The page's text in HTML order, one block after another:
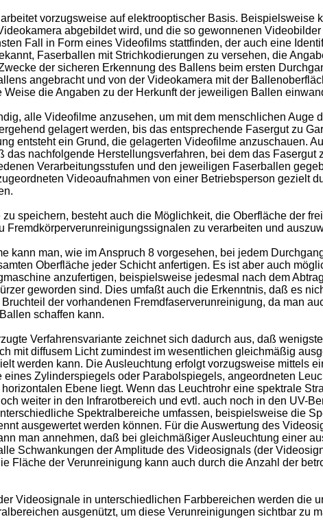
vorzugsweise auf elektroopti­scher Basis.
abgebildet wird, und die so gewonnenen
Fall in Form eines Videofilms stattfinden, der auch eine
Faserballen mit Strichkodierungen zu versehen, die
der sicheren Erkennung des Ballens beim ersten
angebracht und von der Videokamera mit der
Weise die Angaben zu der Herkunft der jeweiligen Ballen
alle Videofilme anzusehen, um mit dem menschlichen
gelagert werden, bis das entspre­chende Fasergut zu
entsteht ein Grund, die gelagerten Videofilme anzuschauen.
das nachfolgende Herstellungsverfahren, bei dem das
Verarbeitungsstufen und den jeweiligen Faserbal­len
Videoaufnahmen von einer Betriebsperson gezielt
speichern, besteht auch die Mög­lichkeit, die Oberfläche der
Fremdkörperverunreinigungssignalen zu verar­beiten und
kann man, wie im Anspruch 8 vorge­sehen, bei jedem
Oberfläche jeder Schicht anfertigen. Es ist aber auch
anzufertigen, beispielsweise jedesmal nach dem
geworden sind. Dies umfaßt auch die Erkenntnis, daß es
der vorhandenen Fremdfaserverunreinigung, da man
schaffen kann.
Verfahrensvariante zeichnet sich dadurch aus, daß
mit diffusem Licht zumindest im wesentlichen gleich­mäßig
werden kann. Die Ausleuchtung erfolgt vorzugsweise mittels
Zylinderspiegels oder Parabolspiegels, angeordneten
Ebene liegt. Wenn das Leuchtrohr eine spektrale
weiter in den Infrarotbereich und evtl. auch noch in den UV-
Spektralbereiche umfassen, beispielsweise die
ausgewertet werden können. Für die Auswertung des
man annehmen, daß bei gleichmäßiger Ausleuchtung einer
Schwankungen der Amplitude des Videosig­nals (der
Fläche der Verunreinigung kann auch durch die Anzahl der
Videosignale in unterschiedlichen Farbbereichen werden
ausgenützt, um diese Verunreini­gungen sichtbar zu